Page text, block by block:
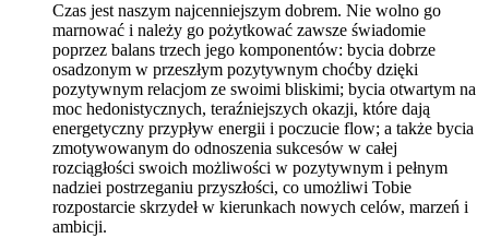
Czas jest naszym najcenniejszym dobrem. Nie wolno go
marnować i należy go pożytkować zawsze świadomie
poprzez balans trzech jego komponentów: bycia dobrze
osadzonym w przeszłym pozytywnym choćby dzięki
pozytywnym relacjom ze swoimi bliskimi; bycia otwartym na
moc hedonistycznych, teraźniejszych okazji, które dają
energetyczny przypływ energii i poczucie flow; a także bycia
zmotywowanym do odnoszenia sukcesów w całej
rozciągłości swoich możliwości w pozytywnym i pełnym
nadziei postrzeganiu przyszłości, co umożliwi Tobie
rozpostarcie skrzydeł w kierunkach nowych celów, marzeń i
ambicji.